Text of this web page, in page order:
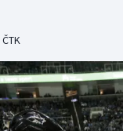
Boby a skeleton
Box
ČTK